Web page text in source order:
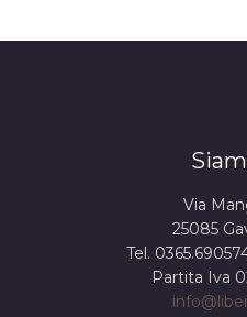
Via
25085
Tel.
Partita Iva